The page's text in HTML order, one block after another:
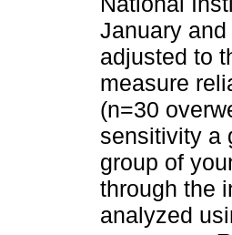
January
adjusted to
measure
(n=30
sensitivity a
group of
through the
analyzed